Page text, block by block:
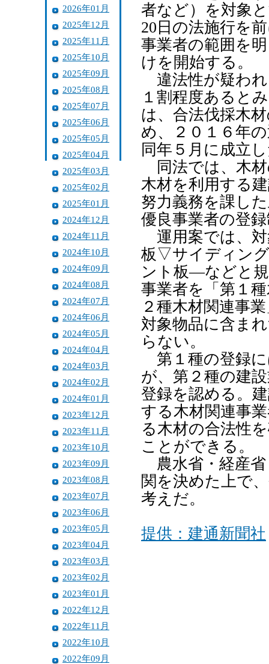
2026年01月
2025年12月
2025年11月
2025年10月
2025年09月
2025年08月
2025年07月
2025年06月
2025年05月
2025年04月
2025年03月
2025年02月
2025年01月
2024年12月
2024年11月
2024年10月
2024年09月
2024年08月
2024年07月
2024年06月
2024年05月
2024年04月
2024年03月
2024年02月
2024年01月
2023年12月
2023年11月
2023年10月
2023年09月
2023年08月
2023年07月
2023年06月
2023年05月
2023年04月
2023年03月
2023年02月
2023年01月
2022年12月
2022年11月
2022年10月
2022年09月
者など）を対象
20日の法施行を
事業者の範囲を
けを開始する。
違法性が疑われ
１割程度あると
は、合法伐採木
め、２０１６年
同年５月に成立
同法では、木材
木材を利用する
努力義務を課し
優良事業者の登
運用案では、
板▽サイディン
ント板―などと
事業者を「第１
２種木材関連事
対象物品に含ま
らない。
第１種の登録に
が、第２種の建
登録を認める。
する木材関連事
る木材の合法性
ことができる。
農水省・経産省
関を決めた上で
考えだ。
提供：建通新聞社